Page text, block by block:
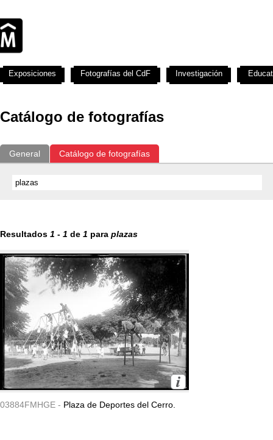
Catálogo de fotografías
General Catálogo de fotografías
Resultados 1 - 1 de 1 para plazas
03884FMHGE - Plaza de Deportes del Cerro.
Exposiciones Fotografías del CdF Investigación